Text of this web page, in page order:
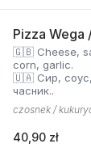
Pizza Wega
🇬🇧 Cheese,
corn, garlic.
🇺🇦 Сир, соус,
часник..
czosnek /
40,90 zł